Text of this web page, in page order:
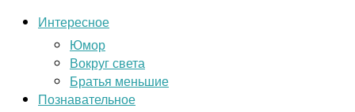
Интересное
Юмор
Вокруг света
Братья меньшие
Познавательное